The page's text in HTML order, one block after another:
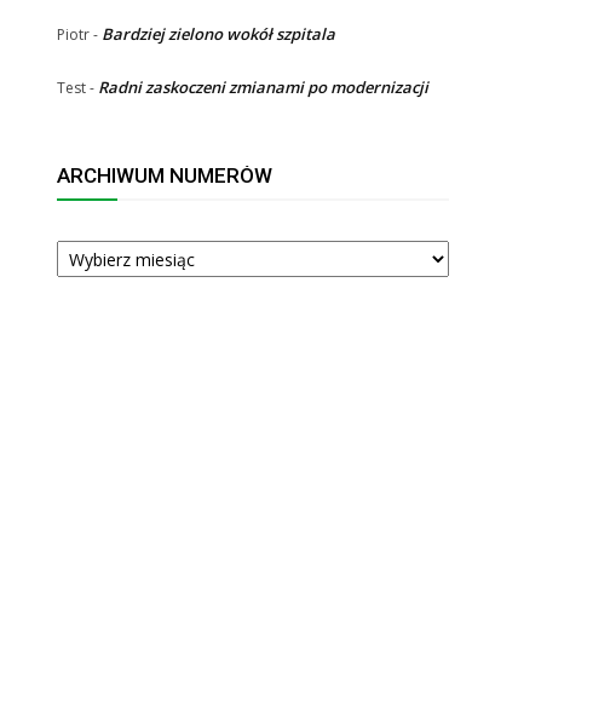
Piotr- Bardziej zielono wokół szpitala
Test- Radni zaskoczeni zmianami po modernizacji
ARCHIWUM NUMERÓW
ARCHIWUM
NUMERÓW